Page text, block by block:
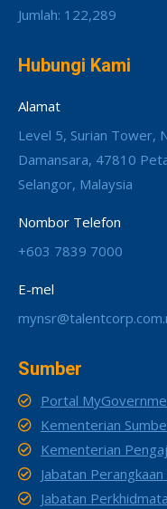
Jumlah: 122,289
Hubungi Kami
Alamat
Level 5, Surian Tower,
Damansara, 47810
Selangor, Malaysia
Nombor Telefon
+603 7839 7000
E-mel
Sumber
Portal
Kementerian
Kementerian
Jabatan
Jabatan